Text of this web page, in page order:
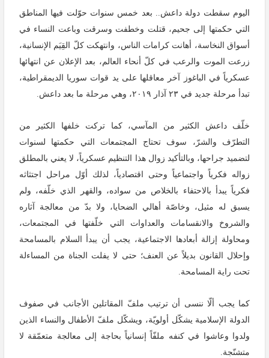
اليوم سقطت دولة داعش.. بعد خمس سنوات حوّلت فيها المناطق
التي حكمتها إلى جحيم، قتلت وخطفت وسرقت وباعت النساء في
أسواق النخاسة، أهانت كرامات الناس، وانتهكت كلّ القِيَم الإنسانية،
زرعت الموت والرعب في كلّ أنحاء العالم، بعد الإعلان عن انتهائها
عسكرياً في الباغوز آخر معاقلها على يد قوات سوريا الديمقراطية،
تبدأ مرحلة جديد في ٢٣ آذار ٢٠١٩، وهي مرحلة ما بعد داعش.
خلّف داعش الكثير من المآسي، كما تركت خلفها الكثير من
التطرّف والشرّ، سوف تحتاج المجتمعات التي حكمتها لسنوات
لتضميد جراحها، وبالتأكيد زوال هذا التنظيم عسكرياً، لا يعني بالمطلق
زواله فكرياً واجتماعياً وحتى اقتصادياً، لذلك أوّل مراحل اجتثاثه
فكرياً يبدأ بالاحتفاء بالخلاص من سواده، والقهر الذي خلّفه، ولم
يسبق له مثيل، وخاصّة أهالي الضحايا، ولا بدّ من معالجة آثاره
والشروخ والانقسامات والعداوات التي خلّفتها في المجتمعات،
ومحاولة إزالة أبعادها الاجتماعية، يجب أن يبدأ السلام بالمسامحة
وإحلال القانون بديلاً عن العنف؛ حتى لا يفلت الجناة من المساءلة
تحت راية المسامحة.
كما يجب ألّا ننسى أن ترتيب ملفّ المقاتلين الأجانب في صفوف
الدولة الإسلامية يشكّل أولويّة، ويشكّل ملفّ الأطفال والنساء الذين
ولدوا وعاشوا في كنفه ملفّاً إنسانياً بحاجة إلى معالجة متعمّقة لا
متشنّجة.